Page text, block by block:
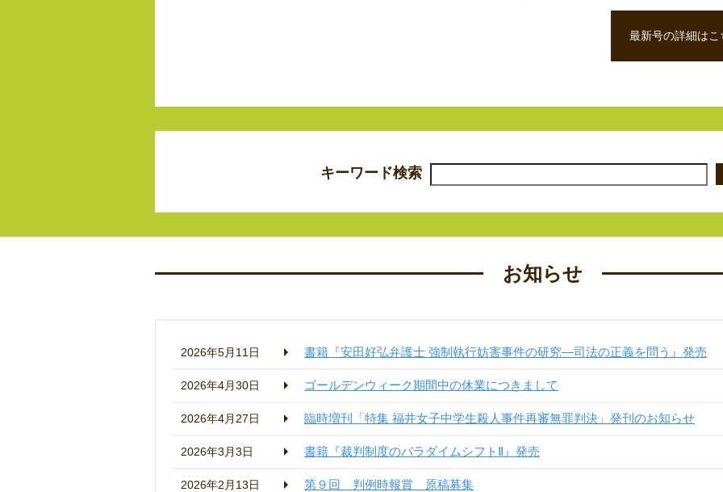
最新号の詳細はこ
キーワード検索
お知らせ
2026年5月11日 書籍『安田好弘弁護士 強制執行妨害事件の研究―司法の正義を問う』発売
2026年4月30日 ゴールデンウィーク期間中の休業につきまして
2026年4月27日 臨時増刊「特集 福井女子中学生殺人事件再審無罪判決」発刊のお知らせ
2026年3月3日 書籍『裁判制度のパラダイムシフトⅡ』発売
2026年2月13日 第９回 判例時報賞 原稿募集